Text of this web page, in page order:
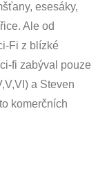
esesáky,
Ale od
Fi z blízké
fi zabýval pouze
a Steven
komerčních